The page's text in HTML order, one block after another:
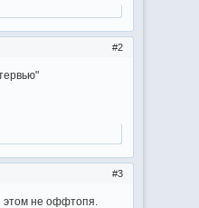
2
3
не оффтопя.